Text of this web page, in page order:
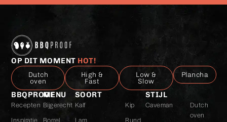
*
OP DIT MOMENT HOT!
Dutch
oven
High &
Fast
Low &
Slow
Plancha
BBQPROOF
Recepten
Inspiratie
MENU
Bijgerecht
Borrel
SOORT
Kalf
Kip
Lam
Rund
STIJL
Caveman
Dutch
oven